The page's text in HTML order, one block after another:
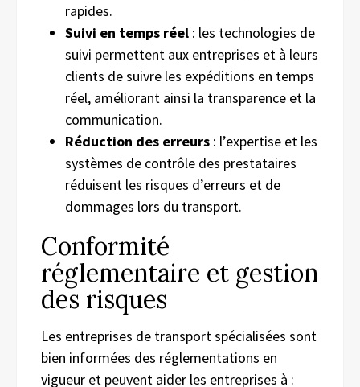
rapides.
Suivi en temps réel : les technologies de
suivi permettent aux entreprises et à leurs
clients de suivre les expéditions en temps
réel, améliorant ainsi la transparence et la
communication.
Réduction des erreurs : l’expertise et les
systèmes de contrôle des prestataires
réduisent les risques d’erreurs et de
dommages lors du transport.
Conformité
réglementaire et gestion
des risques
Les entreprises de transport spécialisées sont
bien informées des réglementations en
vigueur et peuvent aider les entreprises à :